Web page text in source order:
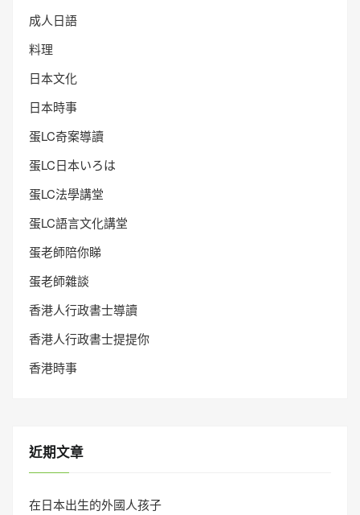
成人日語
料理
日本文化
日本時事
蛋LC奇案導讀
蛋LC日本いろは
蛋LC法學講堂
蛋LC語言文化講堂
蛋老師陪你睇
蛋老師雜談
香港人行政書士導讀
香港人行政書士提提你
香港時事
近期文章
在日本出生的外國人孩子